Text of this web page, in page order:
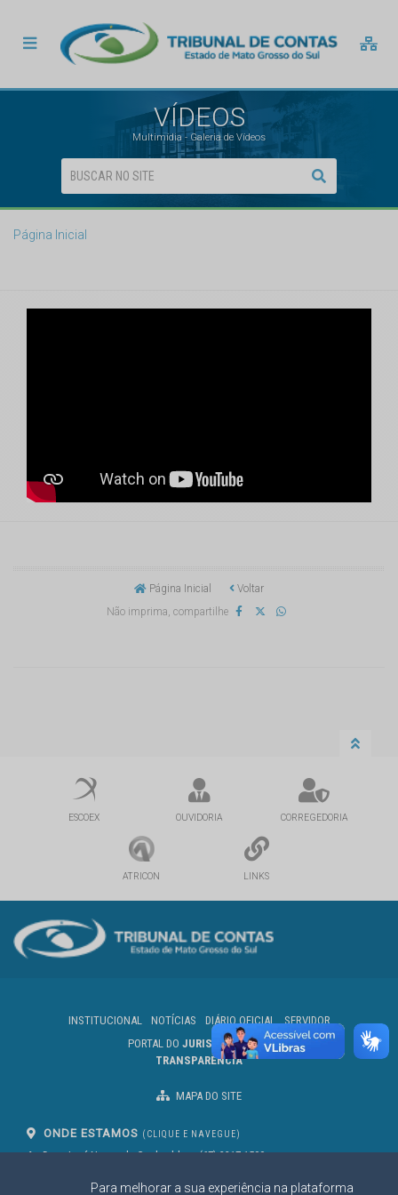
Para melhorar a sua experiência na plataforma
VÍDEOS
Multimídia - Galeria de Vídeos
Página Inicial
Página Inicial
Voltar
Não imprima, compartilhe
ESCOEX OUVIDORIA CORREGEDORIA
ATRICON LINKS
INSTITUCIONAL NOTÍCIAS DIÁRIO OFICIAL
SERVIDOR
PORTAL DO JURISDICIONADO
TRANSPARÊNCIA
MAPA DO SITE
ONDE ESTAMOS (CLIQUE E NAVEGUE)
Av. Des. José Nunes da Cunha, bloco
Campo Grande/MS
(67) 3317-1500